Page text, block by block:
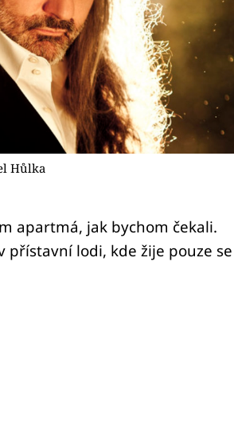
Hůlka
apartmá, jak bychom čekali.
lodi, kde žije pouze se